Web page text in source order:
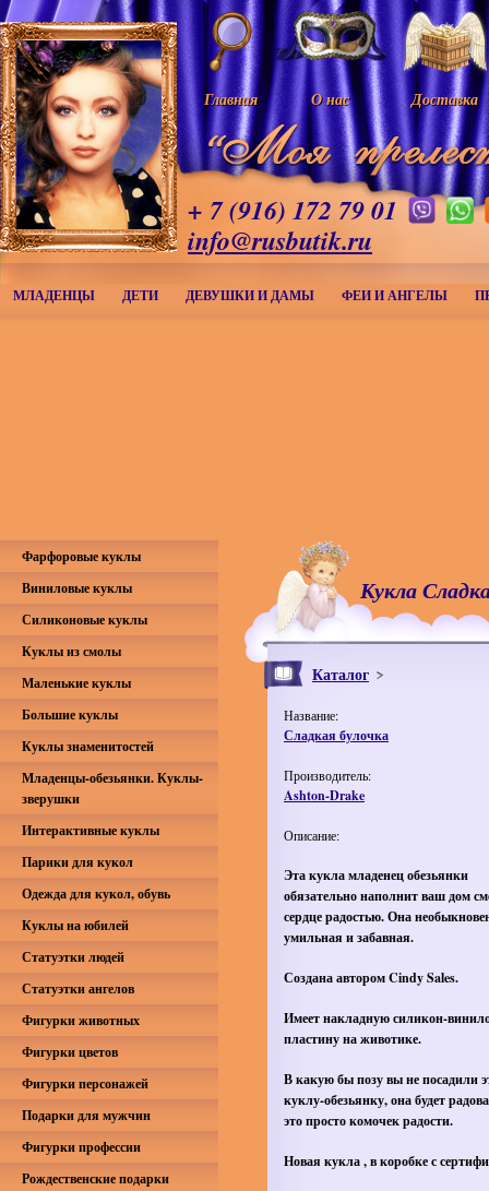
Главная О нас Доставка
+ 7 (916) 172 79 01
info@rusbutik.ru
МЛАДЕНЦЫ ДЕТИ ДЕВУШКИ И ДАМЫ ФЕИ И АНГЕЛЫ
Кукла
Каталог
Название:
Сладкая булочка
Производитель:
Ashton-Drake
Описание:
Эта кукла младенец обезьянки
обязательно наполнит ваш дом
сердце радостью. Она
умильная и забавная.
Создана автором Cindy Sales.
Имеет накладную силикон-
пластину на животике.
В какую бы позу вы не посадили
куклу-обезьянку, она будет
это просто комочек радости.
Новая кукла , в коробке с
Фарфоровые куклы
Виниловые куклы
Силиконовые куклы
Куклы из смолы
Маленькие куклы
Большие куклы
Куклы знаменитостей
Младенцы-обезьянки. Куклы-
зверушки
Интерактивные куклы
Парики для кукол
Одежда для кукол, обувь
Куклы на юбилей
Статуэтки людей
Статуэтки ангелов
Фигурки животных
Фигурки цветов
Фигурки персонажей
Подарки для мужчин
Фигурки профессии
Рождественские подарки